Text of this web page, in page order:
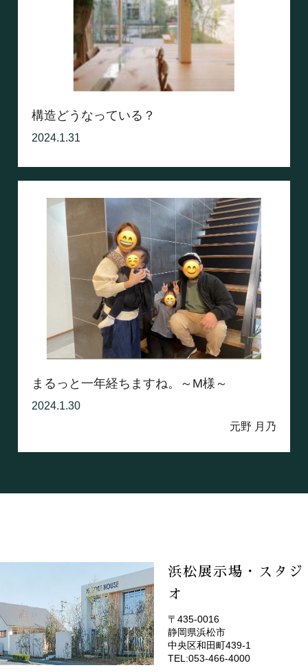
構造どうなっている？
2024.1.31
まるっと一年経ちますね。～M様～
2024.1.30
元野 月乃
浜松展示場・スタジ
オ
(EMOTOP浜松)
〒435-0016
静岡県浜松市
中央区和田町439-1
TEL:053-466-4000